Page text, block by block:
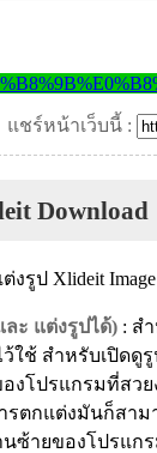
แชร์หน้าเว็บนี้ :
Download
ละ แต่งรูปได้) : ส
ใช้ สำหรับเปิด
งโปรแกรมที่สวย
ตกแต่งมันก็สาม
ซ้ายของโปรแก